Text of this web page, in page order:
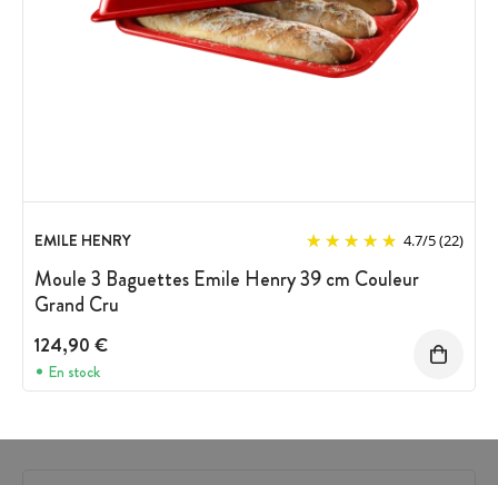
EMILE HENRY 4.7/5(22)
Moule 3 Baguettes Emile Henry 39 cm Couleur
Grand Cru
124,90 €
En stock